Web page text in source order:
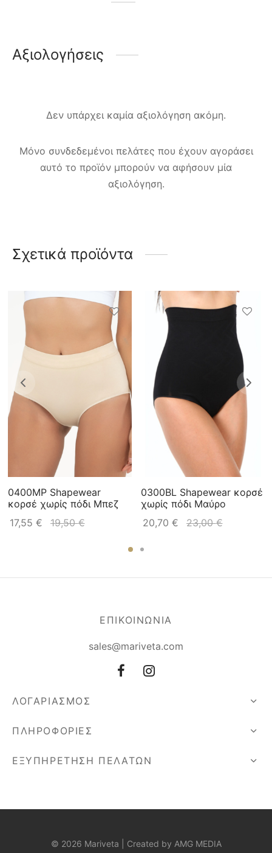
Αξιολογήσεις
Δεν υπάρχει καμία αξιολόγηση ακόμη.
Μόνο συνδεδεμένοι πελάτες που έχουν αγοράσει
αυτό το προϊόν μπορούν να αφήσουν μία
αξιολόγηση.
Σχετικά προϊόντα
0400MP Shapewear
κορσέ χωρίς πόδι Μπεζ
17,55 € 19,50€
0300BL Shapewear κορσέ
χωρίς πόδι Μαύρο
20,70 € 23,00€
ΕΠΙΚΟΙΝΩΝΙΑ
sales@mariveta.com
ΛΟΓΑΡΙΑΣΜΟΣ
ΠΛΗΡΟΦΟΡΙΕΣ
ΕΞΥΠΗΡΕΤΗΣΗ ΠΕΛΑΤΩΝ
© 2026 Mariveta | Created by AMG MEDIA